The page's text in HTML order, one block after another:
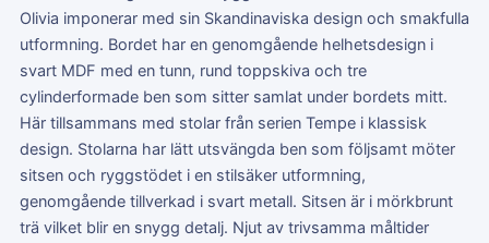
Olivia imponerar med sin Skandinaviska design och smakfulla
utformning. Bordet har en genomgående helhetsdesign i
svart MDF med en tunn, rund toppskiva och tre
cylinderformade ben som sitter samlat under bordets mitt.
Här tillsammans med stolar från serien Tempe i klassisk
design. Stolarna har lätt utsvängda ben som följsamt möter
sitsen och ryggstödet i en stilsäker utformning,
genomgående tillverkad i svart metall. Sitsen är i mörkbrunt
trä vilket blir en snygg detalj. Njut av trivsamma måltider